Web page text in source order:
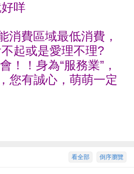
咩
消費區域最低消費，
起或是愛理不理?
身為“服務業”，
您有誠心，萌萌一定
倒序瀏覽
看全部